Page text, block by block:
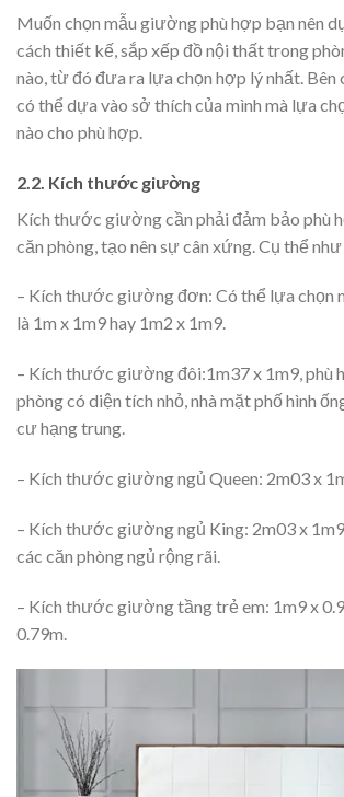
Muốn chọn mẫu giường phù hợp bạn nên
cách thiết kế, sắp xếp đồ nội thất trong
nào, từ đó đưa ra lựa chọn hợp lý nhất. Bên
có thể dựa vào sở thích của mình mà lựa
nào cho phù hợp.
2.2. Kích thước giường
Kích thước giường cần phải đảm bảo phù
căn phòng, tạo nên sự cân xứng. Cụ thể như
– Kích thước giường đơn: Có thể lựa chọn
là 1m x 1m9 hay 1m2 x 1m9.
– Kích thước giường đôi:1m37 x 1m9, phù
phòng có diện tích nhỏ, nhà mặt phố hình
cư hạng trung.
– Kích thước giường ngủ Queen: 2m03 x
– Kích thước giường ngủ King: 2m03 x
các căn phòng ngủ rộng rãi.
– Kích thước giường tầng trẻ em: 1m9 x
0.79m.